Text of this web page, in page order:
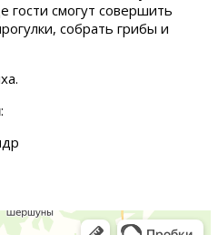
гости смогут совершить
собрать грибы и
: